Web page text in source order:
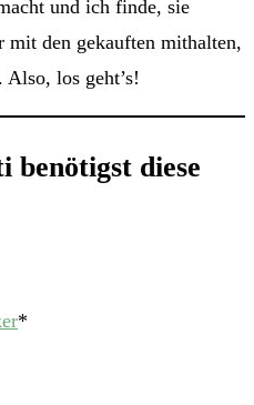
und ich finde, sie
mit den gekauften mithalten,
los geht’s!
benötigst diese
*